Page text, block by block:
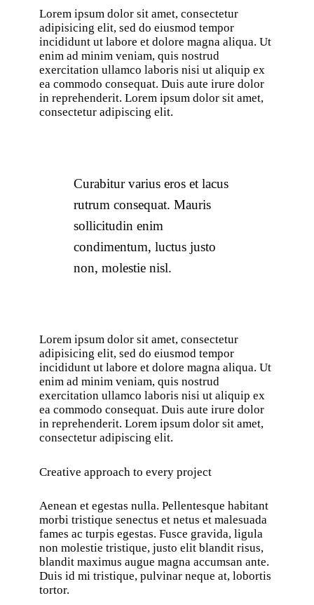
Lorem ipsum dolor sit amet, consectetur
adipisicing elit, sed do eiusmod tempor
incididunt ut labore et dolore magna aliqua. Ut
enim ad minim veniam, quis nostrud
exercitation ullamco laboris nisi ut aliquip ex
ea commodo consequat. Duis aute irure dolor
in reprehenderit. Lorem ipsum dolor sit amet,
consectetur adipiscing elit.
Curabitur varius eros et lacus
rutrum consequat. Mauris
sollicitudin enim
condimentum, luctus justo
non, molestie nisl.
Lorem ipsum dolor sit amet, consectetur
adipisicing elit, sed do eiusmod tempor
incididunt ut labore et dolore magna aliqua. Ut
enim ad minim veniam, quis nostrud
exercitation ullamco laboris nisi ut aliquip ex
ea commodo consequat. Duis aute irure dolor
in reprehenderit. Lorem ipsum dolor sit amet,
consectetur adipiscing elit.
Creative approach to every project
Aenean et egestas nulla. Pellentesque habitant
morbi tristique senectus et netus et malesuada
fames ac turpis egestas. Fusce gravida, ligula
non molestie tristique, justo elit blandit risus,
blandit maximus augue magna accumsan ante.
Duis id mi tristique, pulvinar neque at, lobortis
tortor.